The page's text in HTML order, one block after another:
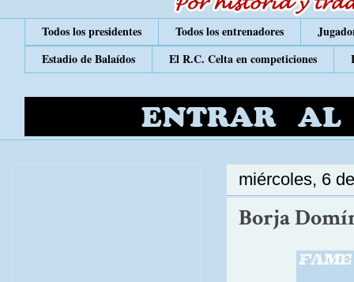
Todos los presidentes Todos los entrenadores
Estadio de Balaídos
El R.C. Celta en competiciones
miércoles, 6
Borja